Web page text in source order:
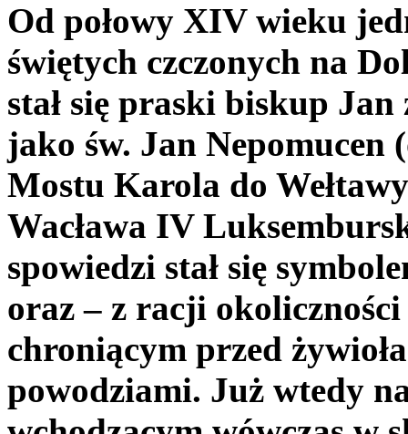
Od połowy XIV wieku
świętych czczonych na
stał się praski biskup
jako św. Jan Nepomucen
Mostu Karola do
Wacława IV
spowiedzi stał się
oraz – z racji
chroniącym przed
powodziami. Już wtedy